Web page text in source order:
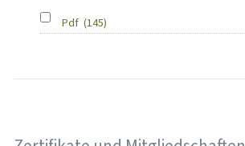
Pdf (145)